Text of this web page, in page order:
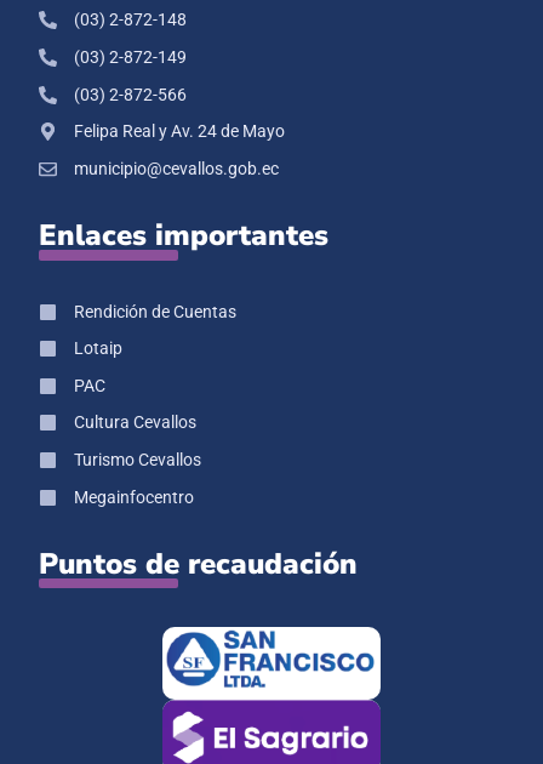
(03) 2-872-148
(03) 2-872-149
(03) 2-872-566
Felipa Real y Av. 24 de Mayo
municipio@cevallos.gob.ec
Enlaces importantes
Rendición de Cuentas
Lotaip
PAC
Cultura Cevallos
Turismo Cevallos
Megainfocentro
Puntos de recaudación